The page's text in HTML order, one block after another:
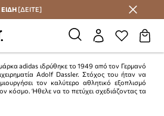
με το Answear Club
ΕΙΔΗ [ΔΕΙΤΕ]
adidas ιδρύθηκε το 1949 από τον Γερμανό
Adolf Dassler. Στόχος του ήταν να
τον καλύτερο αθλητικό εξοπλισμό
κόσμο. Ήθελε να το πετύχει σχεδιάζοντας τα